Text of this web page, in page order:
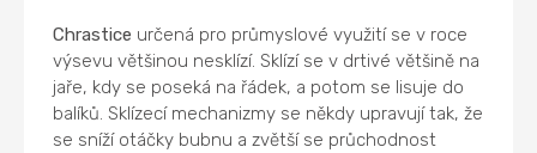
Chrastice určená pro průmyslové využití se v roce
výsevu většinou nesklízí. Sklízí se v drtivé většině na
jaře, kdy se poseká na řádek, a potom se lisuje do
balíků. Sklízecí mechanizmy se někdy upravují tak, že
se sníží otáčky bubnu a zvětší se průchodnost